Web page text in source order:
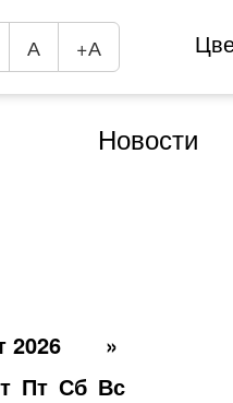
А +А
Новости
2026
»
Пт Сб Вс